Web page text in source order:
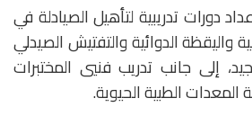
دورات تدريبية لتأهيل الصيادلة في
واليقظة الدوائية والتفتيش الصيدلي
إلى جانب تدريب فنيي المختبرات
المعدات الطبية الحيوية.